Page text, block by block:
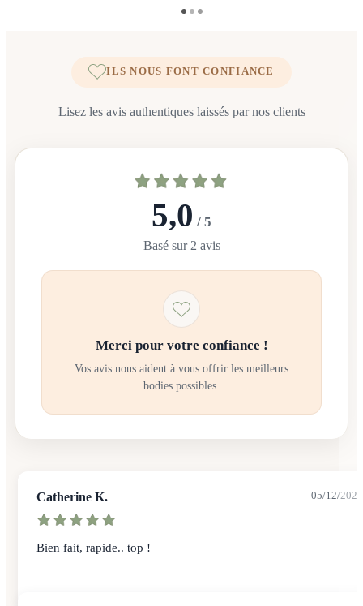
ILS NOUS FONT CONFIANCE
Lisez les avis authentiques laissés par nos clients
5,0 / 5
Basé sur 2 avis
Merci pour votre confiance !
Vos avis nous aident à vous offrir les meilleurs
bodies possibles.
Catherine K. 05/12/2022
Bien fait, rapide.. top !